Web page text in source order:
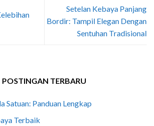
Setelan Kebaya Panjang
Bordir: Tampil Elegan Dengan
Sentuhan Tradisional
POSTINGAN TERBARU
Satuan: Panduan Lengkap
Terbaik